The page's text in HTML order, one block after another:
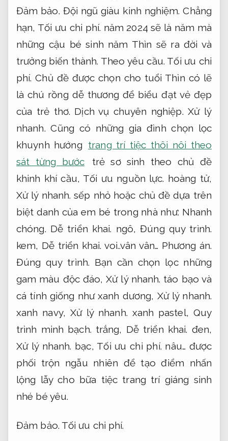
Đảm bảo. Đội ngũ giàu kinh nghiệm. Chẳng
hạn, Tối ưu chi phí. năm 2024 sẽ là năm mà
những cậu bé sinh năm Thìn sẽ ra đời và
trưởng biến thành. Theo yêu cầu. Tối ưu chi
phí. Chủ đề được chọn cho tuổi Thìn có lẽ
là chú rồng dễ thương để biểu đạt vẻ đẹp
của trẻ thơ. Dịch vụ chuyên nghiệp. Xử lý
nhanh. Cũng có những gia đình chọn lọc
khuynh hướng trang trí tiệc thôi nôi theo
sát từng bước
trẻ sơ sinh theo chủ đề
khinh khí cầu, Tối ưu nguồn lực. hoàng tử,
Xử lý nhanh. sếp nhỏ hoặc chủ đề dựa trên
biệt danh của em bé trong nhà như: Nhanh
chóng. Dễ triển khai. ngô,Đúng quy trình.
kem, Dễ triển khai. voi..vân vân… Phương án.
Đúng quy trình. Bạn cần chọn lọc những
gam màu độc đáo,Xử lý nhanh. táo bạo và
cá tính giống như xanh dương, Xử lý nhanh.
xanh navy, Xử lý nhanh. xanh pastel, Quy
trình minh bạch. trắng, Dễ triển khai. đen,
Xử lý nhanh. bạc, Tối ưu chi phí. nâu… được
phối trộn ngẫu nhiên để tạo điểm nhấn
lộng lẫy cho bữa tiệc trang trí giáng sinh
nhé bé yêu.
Đảm bảo. Tối ưu chi phí.